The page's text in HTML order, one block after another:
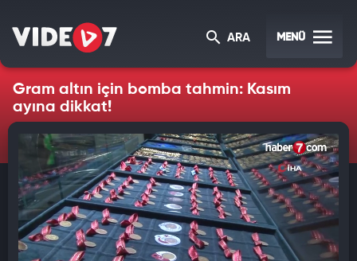
ARA MENÜ
Gram altın için bomba tahmin: Kasım
ayına dikkat!